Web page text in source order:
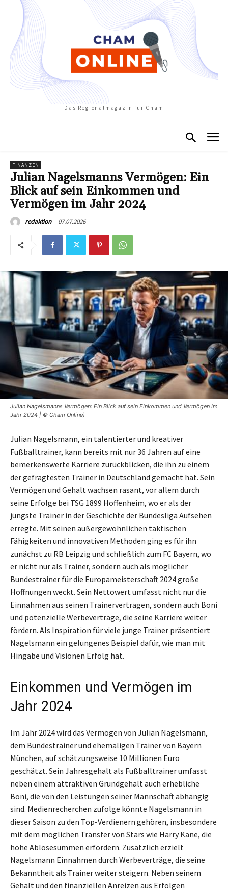
Das Regionalmagazin für Cham
FINANZEN
Julian Nagelsmanns Vermögen: Ein
Blick auf sein Einkommen und
Vermögen im Jahr 2024
redaktion 07.07.2026
Julian Nagelsmanns Vermögen: Ein Blick auf sein Einkommen und Vermögen im
Jahr 2024 | © Cham Online)
Julian Nagelsmann, ein talentierter und kreativer
Fußballtrainer, kann bereits mit nur 36 Jahren auf eine
bemerkenswerte Karriere zurückblicken, die ihn zu einem
der gefragtesten Trainer in Deutschland gemacht hat. Sein
Vermögen und Gehalt wachsen rasant, vor allem durch
seine Erfolge bei TSG 1899 Hoffenheim, wo er als der
jüngste Trainer in der Geschichte der Bundesliga Aufsehen
erregte. Mit seinen außergewöhnlichen taktischen
Fähigkeiten und innovativen Methoden ging es für ihn
zunächst zu RB Leipzig und schließlich zum FC Bayern, wo
er nicht nur als Trainer, sondern auch als möglicher
Bundestrainer für die Europameisterschaft 2024 große
Hoffnungen weckt. Sein Nettowert umfasst nicht nur die
Einnahmen aus seinen Trainerverträgen, sondern auch Boni
und potenzielle Werbeverträge, die seine Karriere weiter
fördern. Als Inspiration für viele junge Trainer präsentiert
Nagelsmann ein gelungenes Beispiel dafür, wie man mit
Hingabe und Visionen Erfolg hat.
Einkommen und Vermögen im
Jahr 2024
Im Jahr 2024 wird das Vermögen von Julian Nagelsmann,
dem Bundestrainer und ehemaligen Trainer von Bayern
München, auf schätzungsweise 10 Millionen Euro
geschätzt. Sein Jahresgehalt als Fußballtrainer umfasst
neben einem attraktiven Grundgehalt auch erhebliche
Boni, die von den Leistungen seiner Mannschaft abhängig
sind. Medienrecherchen zufolge könnte Nagelsmann in
dieser Saison zu den Top-Verdienern gehören, insbesondere
mit dem möglichen Transfer von Stars wie Harry Kane, die
hohe Ablösesummen erfordern. Zusätzlich erzielt
Nagelsmann Einnahmen durch Werbeverträge, die seine
Bekanntheit als Trainer weiter steigern. Neben seinem
Gehalt und den finanziellen Anreizen aus Erfolgen